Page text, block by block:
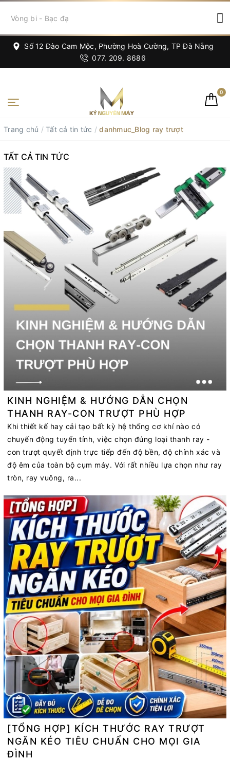
Số 12 Đào Cam Mộc, Phường Hoà Cường, TP Đà Nẵng
077. 209. 8686
0
Trang chủ / Tất cả tin tức /danhmuc_Blog ray trượt
TẤT CẢ TIN TỨC
KINH NGHIỆM & HƯỚNG DẪN CHỌN
THANH RAY-CON TRƯỢT PHÙ HỢP
Khi thiết kế hay cải tạo bất kỳ hệ thống cơ khí nào có
chuyển động tuyến tính, việc chọn đúng loại thanh ray -
con trượt quyết định trực tiếp đến độ bền, độ chính xác và
độ êm của toàn bộ cụm máy. Với rất nhiều lựa chọn như ray
tròn, ray vuông, ra...
[TỔNG HỢP] KÍCH THƯỚC RAY TRƯỢT
NGĂN KÉO TIÊU CHUẨN CHO MỌI GIA
ĐÌNH